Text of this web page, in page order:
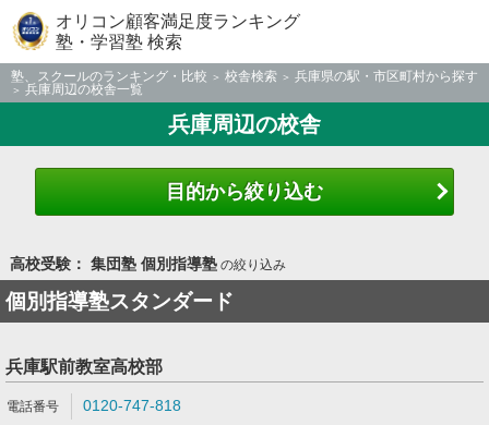
オリコン顧客満足度ランキング
塾・学習塾 検索
塾、スクールのランキング・比較 校舎検索
兵庫県の駅・市区町村から探す
兵庫周辺の校舎一覧
兵庫周辺の校舎
目的から絞り込む
高校受験： 集団塾 個別指導塾の絞り込み
個別指導塾スタンダード
兵庫駅前教室高校部
0120-747-818